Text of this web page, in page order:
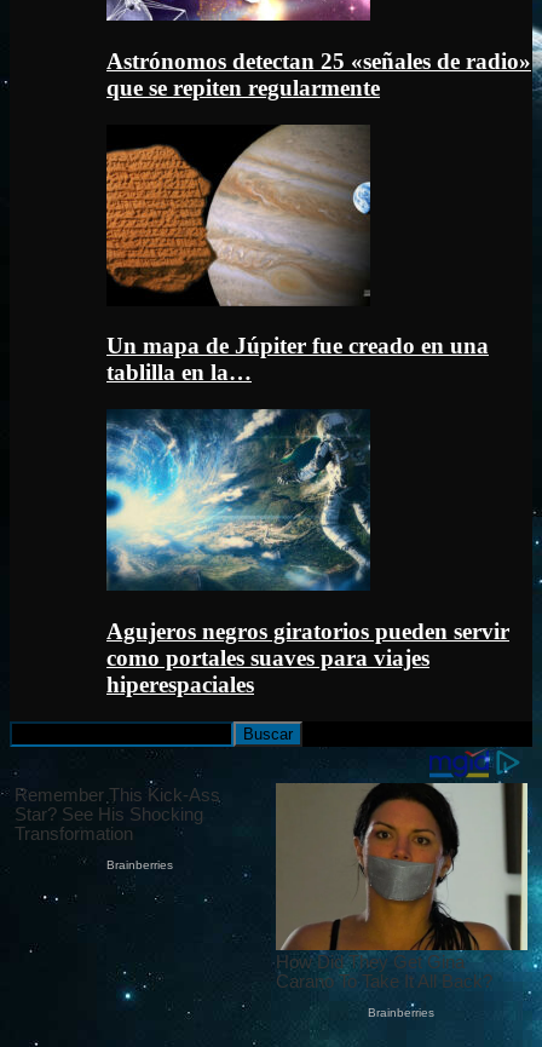
Astrónomos detectan 25 «señales de radio»
que se repiten regularmente
Un mapa de Júpiter fue creado en una
tablilla en la…
Agujeros negros giratorios pueden servir
como portales suaves para viajes
hiperespaciales